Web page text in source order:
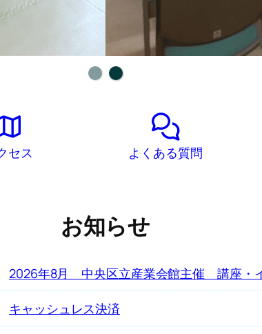
セス よくある質問
お知らせ
2026年8月 中央区立産業会館主催 講座・
キャッシュレス決済